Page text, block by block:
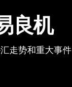
良机
走势和重大事件